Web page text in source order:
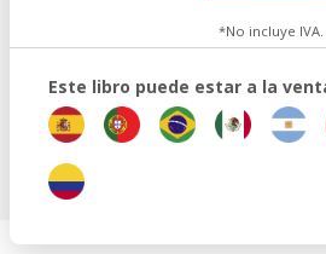
*No incluye IVA.
Este libro puede estar a la